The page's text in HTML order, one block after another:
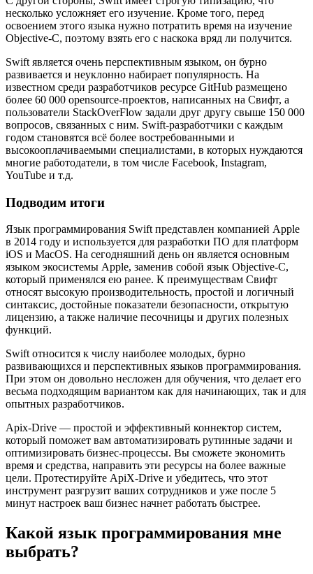
несколько усложняет его изучение. Кроме того, перед
освоением этого языка нужно потратить время на изучение
Objective-C, поэтому взять его с наскока вряд ли получится.
Swift является очень перспективным языком, он бурно
развивается и неуклонно набирает популярность. На
известном среди разработчиков ресурсе GitHub размещено
более 60 000 opensource-проектов, написанных на Свифт, а
пользователи StackOverFlow задали друг другу свыше 150 000
вопросов, связанных с ним. Swift-разработчики с каждым
годом становятся всё более востребованными и
высокооплачиваемыми специалистами, в которых нуждаются
многие работодатели, в том числе Facebook, Instagram,
YouTube и т.д.
Подводим итоги
Язык программирования Swift представлен компанией Apple
в 2014 году и используется для разработки ПО для платформ
iOS и MacOS. На сегодняшний день он является основным
языком экосистемы Apple, заменив собой язык Objective-C,
который применялся ею ранее. К преимуществам Свифт
относят высокую производительность, простой и логичный
синтаксис, достойные показатели безопасности, открытую
лицензию, а также наличие песочницы и других полезных
функций.
Swift относится к числу наиболее молодых, бурно
развивающихся и перспективных языков программирования.
При этом он довольно несложен для обучения, что делает его
весьма подходящим вариантом как для начинающих, так и для
опытных разработчиков.
Apix-Drive — простой и эффективный коннектор систем,
который поможет вам автоматизировать рутинные задачи и
оптимизировать бизнес-процессы. Вы сможете экономить
время и средства, направить эти ресурсы на более важные
цели. Протестируйте ApiX-Drive и убедитесь, что этот
инструмент разгрузит ваших сотрудников и уже после 5
минут настроек ваш бизнес начнет работать быстрее.
Какой язык программирования мне
выбрать?